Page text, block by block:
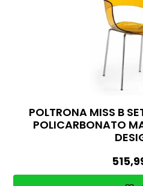
POLTRONA MISS B
POLICARBONATO